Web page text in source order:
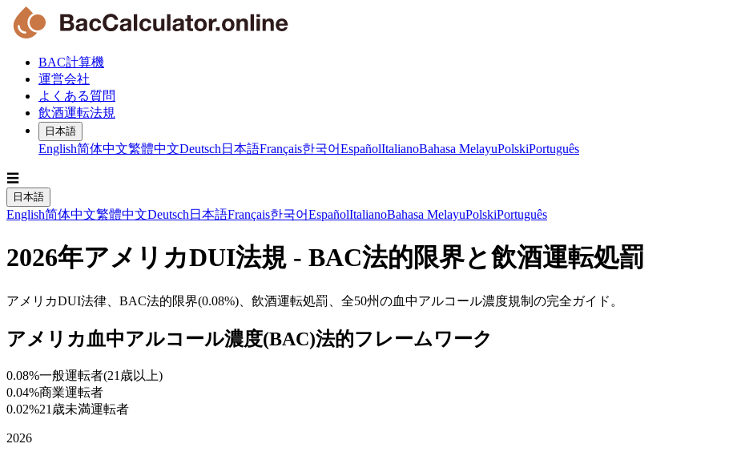
BAC計算機
運営会社
よくある質問
飲酒運転法規
日本語
English简体中文繁體中文Deutsch 日本語Français한국어EspañolItalianoBahasa MelayuPolskiPortuguês
☰
日本語
English简体中文繁體中文Deutsch 日本語Français한국어EspañolItalianoBahasa MelayuPolskiPortuguês
2026年アメリカDUI法規 - BAC法的限界と飲酒運転処罰
アメリカDUI法律、BAC法的限界(0.08%)、飲酒運転処罰、全50州の血中アルコール濃度規制の完全ガイド。
アメリカ血中アルコール濃度(BAC)法的フレームワーク
0.08%一般運転者(21歳以上)
0.04%商業運転者
0.02%21歳未満運転者
2026